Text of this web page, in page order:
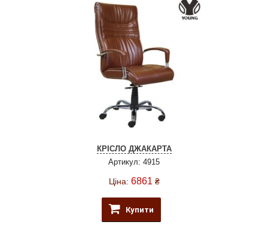
КРІСЛО ДЖАКАРТА
Артикул: 4915
Ціна: 6861 ₴
Купити